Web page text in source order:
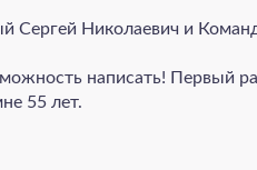
Сергей Николаевич и
написать! Первый
55 лет.